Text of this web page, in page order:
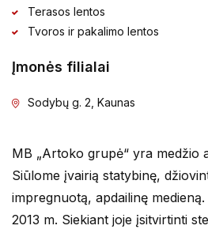
Terasos lentos
Tvoros ir pakalimo lentos
Įmonės filialai
Sodybų g. 2, Kaunas
MB „Artoko grupė“ yra medžio
Siūlome įvairią statybinę,
impregnuotą, apdailinę
2013 m. Siekiant joje įsitvirtinti